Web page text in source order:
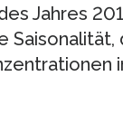
Jahres
Saisonalität,